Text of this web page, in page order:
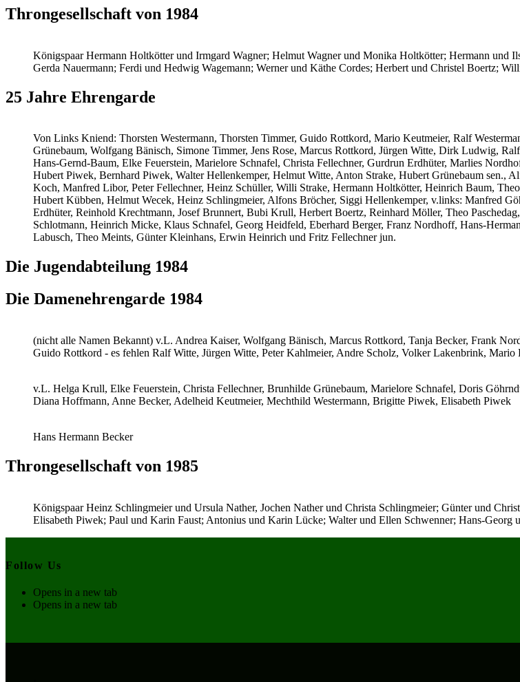
Throngesellschaft von 1984
Königspaar Hermann Holtkötter und Irmgard Wagner; Helmut Wagner und Monika Holtkötter; Hermann und
Gerda Nauermann; Ferdi und Hedwig Wagemann; Werner und Käthe Cordes; Herbert und Christel Boertz;
25 Jahre Ehrengarde
Von Links Kniend: Thorsten Westermann, Thorsten Timmer, Guido Rottkord, Mario Keutmeier, Ralf
Grünebaum, Wolfgang Bänisch, Simone Timmer, Jens Rose, Marcus Rottkord, Jürgen Witte, Dirk Ludwig,
Hans-Gernd-Baum, Elke Feuerstein, Marielore Schnafel, Christa Fellechner, Gurdrun Erdhüter, Marlies
Hubert Piwek, Bernhard Piwek, Walter Hellenkemper, Helmut Witte, Anton Strake, Hubert Grünebaum sen.,
Koch, Manfred Libor, Peter Fellechner, Heinz Schüller, Willi Strake, Hermann Holtkötter, Heinrich Baum,
Hubert Kübben, Helmut Wecek, Heinz Schlingmeier, Alfons Bröcher, Siggi Hellenkemper, v.links: Manfred
Erdhüter, Reinhold Krechtmann, Josef Brunnert, Bubi Krull, Herbert Boertz, Reinhard Möller, Theo
Schlotmann, Heinrich Micke, Klaus Schnafel, Georg Heidfeld, Eberhard Berger, Franz Nordhoff, Hans-
Labusch, Theo Meints, Günter Kleinhans, Erwin Heinrich und Fritz Fellechner jun.
Die Jugendabteilung 1984
Die Damenehrengarde 1984
(nicht alle Namen Bekannt) v.L. Andrea Kaiser, Wolfgang Bänisch, Marcus Rottkord, Tanja Becker, Frank
Guido Rottkord - es fehlen Ralf Witte, Jürgen Witte, Peter Kahlmeier, Andre Scholz, Volker Lakenbrink,
v.L. Helga Krull, Elke Feuerstein, Christa Fellechner, Brunhilde Grünebaum, Marielore Schnafel, Doris
Diana Hoffmann, Anne Becker, Adelheid Keutmeier, Mechthild Westermann, Brigitte Piwek, Elisabeth Piwek
Hans Hermann Becker
Throngesellschaft von 1985
Königspaar Heinz Schlingmeier und Ursula Nather, Jochen Nather und Christa Schlingmeier; Günter und
Elisabeth Piwek; Paul und Karin Faust; Antonius und Karin Lücke; Walter und Ellen Schwenner; Hans-
Follow Us
Opens in a new tab
Opens in a new tab